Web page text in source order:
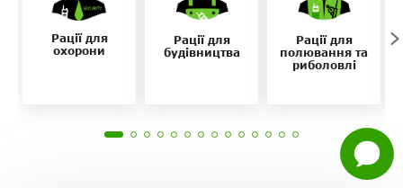
Whatsapp
Задати
питання
Рації для
охорони
Рації для
будівництва
Рації для
полювання та
риболовлі